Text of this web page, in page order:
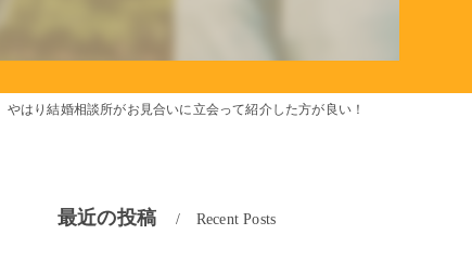
やはり結婚相談所がお見合いに立会って紹介した方が良い！
最近の投稿 Recent Posts